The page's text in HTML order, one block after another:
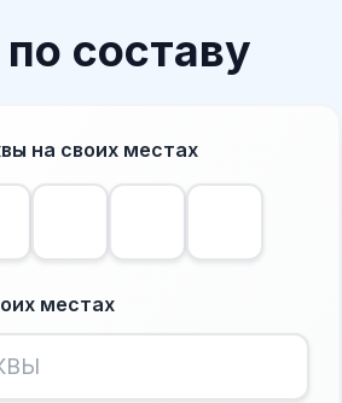
составу
на своих местах
местах